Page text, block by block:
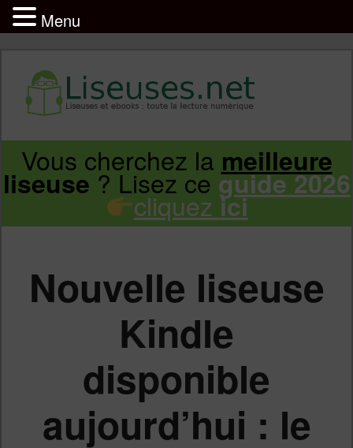
Infos sur les liseuses Kindle, Kobo,
Vivlio, Pocketbook
Aller
principal
Aller
secondaire
Vous cherchez la meilleure
liseuse? Lisez ceguide 2026
cliquez ici
Nouvelle liseuse
Kindle
disponible
aujourd’hui : le
Menu